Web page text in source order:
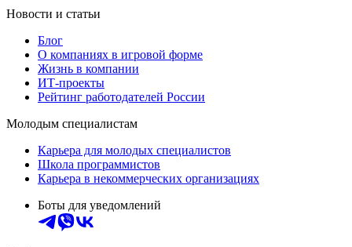
Новости и статьи
Блог
О компаниях в игровой форме
Жизнь в компании
ИТ-проекты
Рейтинг работодателей России
Молодым специалистам
Карьера для молодых специалистов
Школа программистов
Карьера в некоммерческих организациях
Боты для уведомлений